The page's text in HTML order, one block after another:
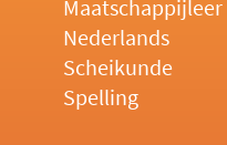
Maatschappijleer
Nederlands
Scheikunde
Spelling